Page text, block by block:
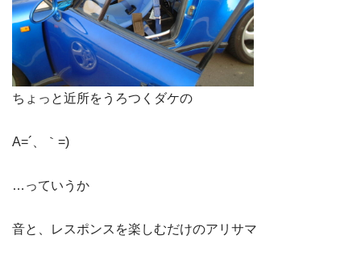
ちょっと近所をうろつくダケの
A=´、｀=)ゞ
…っていうか
音と、レスポンスを楽しむだけのアリサマ